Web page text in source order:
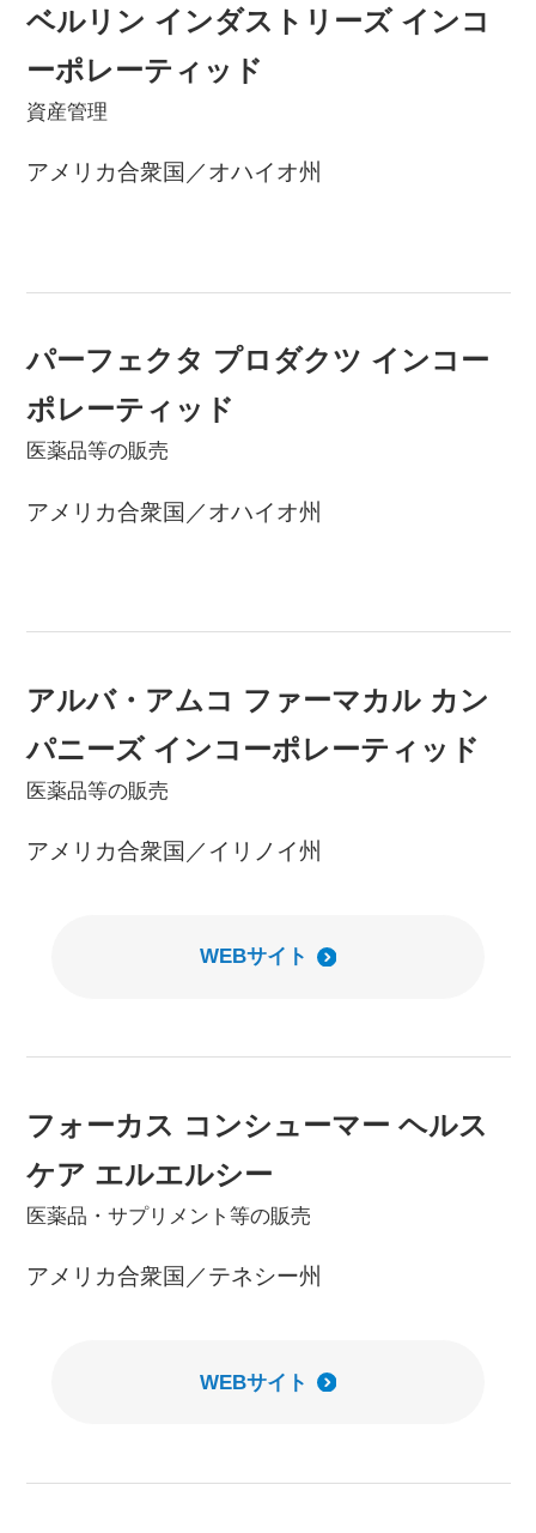
ベルリン インダストリーズ インコ
ーポレーティッド
資産管理
アメリカ合衆国／オハイオ州
パーフェクタ プロダクツ インコー
ポレーティッド
医薬品等の販売
アメリカ合衆国／オハイオ州
アルバ・アムコ ファーマカル カン
パニーズ インコーポレーティッド
医薬品等の販売
アメリカ合衆国／イリノイ州
WEBサイト
フォーカス コンシューマー ヘルス
ケア エルエルシー
医薬品・サプリメント等の販売
アメリカ合衆国／テネシー州
WEBサイト